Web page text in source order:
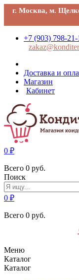
г. Москва, м.
+7 (903) 798-21-
Доставка и
Магазин
Кабинет
0 ₽
Всего 0 руб.
Поиск
0 ₽
Всего 0 руб.
Меню
Каталог
Каталог